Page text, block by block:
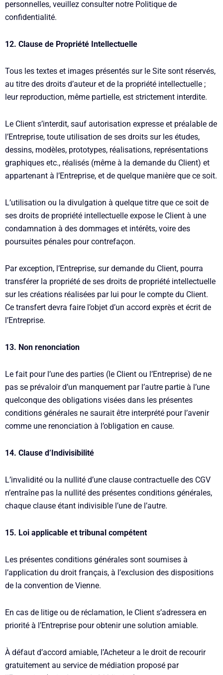
personnelles, veuillez consulter notre Politique de
confidentialité.
12. Clause de Propriété Intellectuelle
Tous les textes et images présentés sur le Site sont réservés,
au titre des droits d’auteur et de la propriété intellectuelle ;
leur reproduction, même partielle, est strictement interdite.
Le Client s’interdit, sauf autorisation expresse et préalable de
l’Entreprise, toute utilisation de ses droits sur les études,
dessins, modèles, prototypes, réalisations, représentations
graphiques etc., réalisés (même à la demande du Client) et
appartenant à l’Entreprise, et de quelque manière que ce soit.
L’utilisation ou la divulgation à quelque titre que ce soit de
ses droits de propriété intellectuelle expose le Client à une
condamnation à des dommages et intérêts, voire des
poursuites pénales pour contrefaçon.
Par exception, l’Entreprise, sur demande du Client, pourra
transférer la propriété de ses droits de propriété intellectuelle
sur les créations réalisées par lui pour le compte du Client.
Ce transfert devra faire l’objet d’un accord exprès et écrit de
l’Entreprise.
13. Non renonciation
Le fait pour l’une des parties (le Client ou l’Entreprise) de ne
pas se prévaloir d’un manquement par l’autre partie à l’une
quelconque des obligations visées dans les présentes
conditions générales ne saurait être interprété pour l’avenir
comme une renonciation à l’obligation en cause.
14. Clause d’Indivisibilité
L’invalidité ou la nullité d’une clause contractuelle des CGV
n’entraîne pas la nullité des présentes conditions générales,
chaque clause étant indivisible l’une de l’autre.
15. Loi applicable et tribunal compétent
Les présentes conditions générales sont soumises à
l’application du droit français, à l’exclusion des dispositions
de la convention de Vienne.
En cas de litige ou de réclamation, le Client s’adressera en
priorité à l’Entreprise pour obtenir une solution amiable.
À défaut d’accord amiable, l’Acheteur a le droit de recourir
gratuitement au service de médiation proposé par